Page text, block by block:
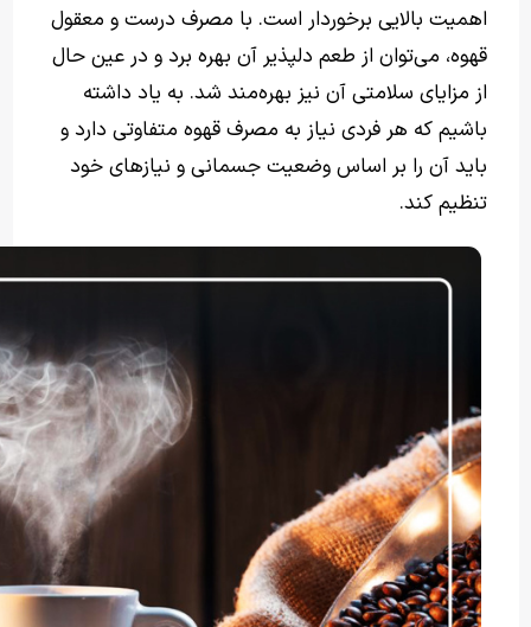
اهمیت بالایی برخوردار است. با مصرف درست و معقول
قهوه، می‌توان از طعم دلپذیر آن بهره برد و در عین حال
از مزایای سلامتی آن نیز بهره‌مند شد. به یاد داشته
باشیم که هر فردی نیاز به مصرف قهوه متفاوتی دارد و
باید آن را بر اساس وضعیت جسمانی و نیازهای خود
تنظیم کند.